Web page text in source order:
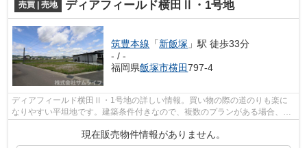
売買 | 売地 ディアフィールド横田Ⅱ・1号地
筑豊本線 「新飯塚 」駅 徒歩33分
- / -
福岡県飯塚市横田797-4
ディアフィールド横田Ⅱ・1号地の詳しい情報。買い物の際の道のりも楽に
なりやすい平坦地です。建築条件付きなので、複数のプランがある場合、希
現在販売物件情報がありません。